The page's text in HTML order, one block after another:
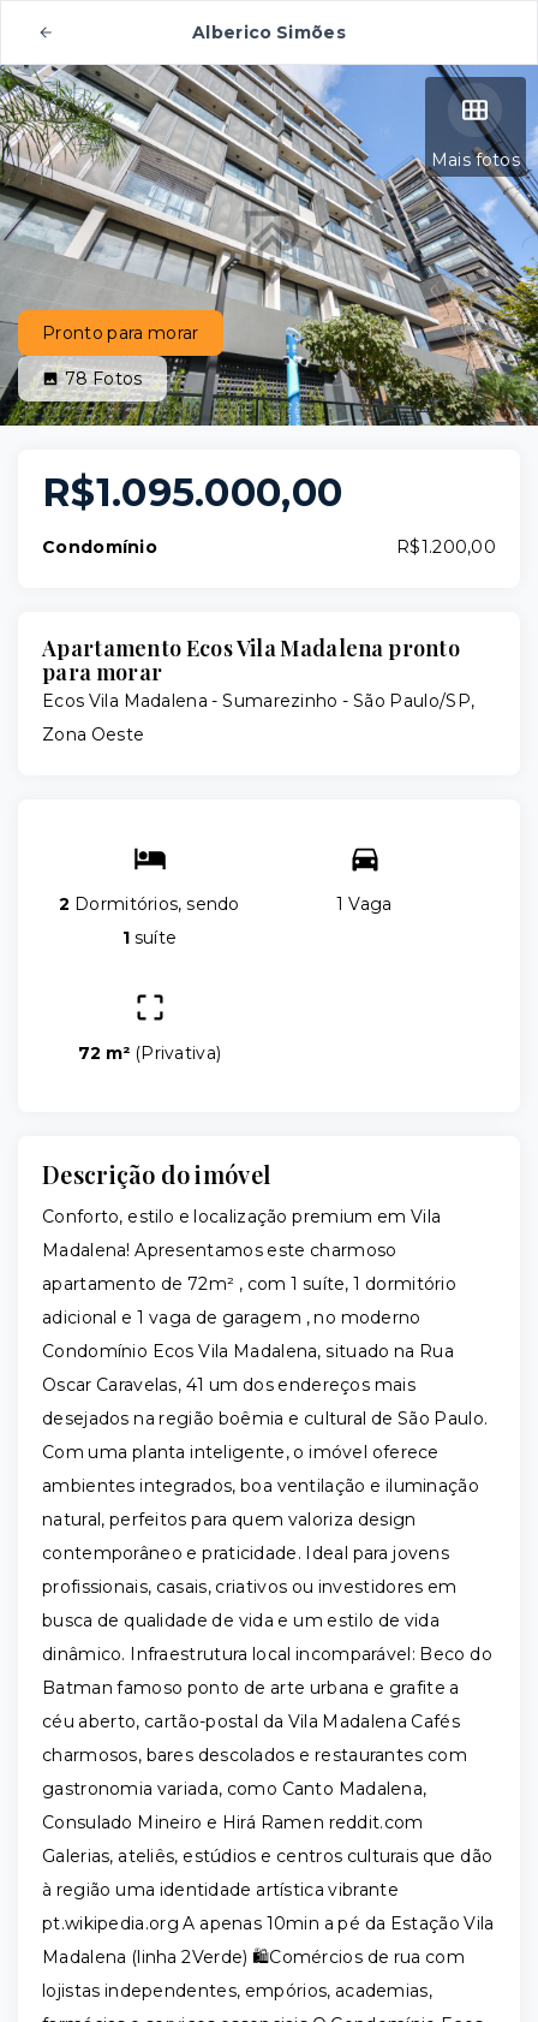
Alberico Simões
Mais fotos
Pronto para morar
78Fotos
R$1.095.000,00
Condomínio R$1.200,00
Apartamento Ecos Vila Madalena pronto
para morar
Ecos Vila Madalena -Sumarezinho - São Paulo/SP,
Zona Oeste
2 Dormitórios, sendo
1 suíte
1 Vaga
72 m² (Privativa)
Descrição do imóvel
Conforto, estilo e localização premium em Vila
Madalena! Apresentamos este charmoso
apartamento de 72m² , com 1 suíte, 1 dormitório
adicional e 1 vaga de garagem , no moderno
Condomínio Ecos Vila Madalena, situado na Rua
Oscar Caravelas, 41 um dos endereços mais
desejados na região boêmia e cultural de São Paulo.
Com uma planta inteligente, o imóvel oferece
ambientes integrados, boa ventilação e iluminação
natural, perfeitos para quem valoriza design
contemporâneo e praticidade. Ideal para jovens
profissionais, casais, criativos ou investidores em
busca de qualidade de vida e um estilo de vida
dinâmico. Infraestrutura local incomparável: Beco do
Batman famoso ponto de arte urbana e grafite a
céu aberto, cartão-postal da Vila Madalena Cafés
charmosos, bares descolados e restaurantes com
gastronomia variada, como Canto Madalena,
Consulado Mineiro e Hirá Ramen reddit.com
Galerias, ateliês, estúdios e centros culturais que dão
à região uma identidade artística vibrante
pt.wikipedia.org A apenas 10min a pé da Estação Vila
Madalena (linha 2Verde) 🛍️Comércios de rua com
lojistas independentes, empórios, academias,